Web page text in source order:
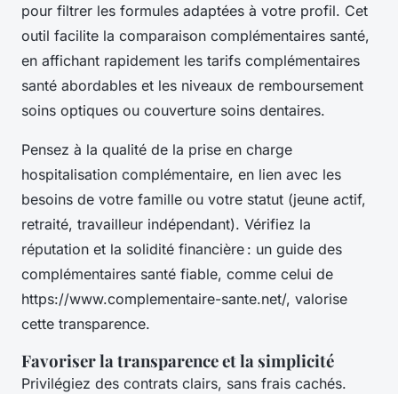
pour filtrer les formules adaptées à votre profil. Cet
outil facilite la comparaison complémentaires santé,
en affichant rapidement les tarifs complémentaires
santé abordables et les niveaux de remboursement
soins optiques ou couverture soins dentaires.
Pensez à la qualité de la prise en charge
hospitalisation complémentaire, en lien avec les
besoins de votre famille ou votre statut (jeune actif,
retraité, travailleur indépendant). Vérifiez la
réputation et la solidité financière : un guide des
complémentaires santé fiable, comme celui de
https://www.complementaire-sante.net/, valorise
cette transparence.
Favoriser la transparence et la simplicité
Privilégiez des contrats clairs, sans frais cachés.